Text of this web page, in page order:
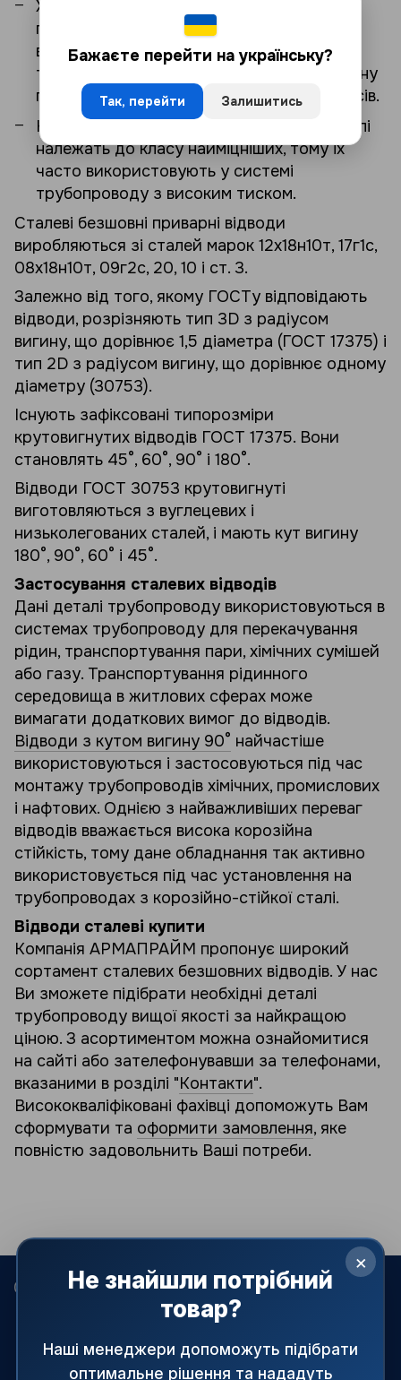
Холодногнуті. Виробляються аналогічно
попередньому варіанту, але при цьому
відсутнє нагрівання. Радіус повороту в
такому разі виходить великим, а кут вигину
перебуває в діапазоні від 2 і до 90 градусів.
Ковані. Виготовлені даним методом деталі
належать до класу найміцніших, тому їх
часто використовують у системі
трубопроводу з високим тиском.
Сталеві безшовні приварні відводи
виробляються зі сталей марок 12х18н10т, 17г1с,
08х18н10т, 09г2с, 20, 10 і ст. 3.
Залежно від того, якому ГОСТу відповідають
відводи, розрізняють тип 3D з радіусом
вигину, що дорівнює 1,5 діаметра (ГОСТ 17375) і
тип 2D з радіусом вигину, що дорівнює одному
діаметру (30753).
Існують зафіксовані типорозміри
крутовигнутих відводів ГОСТ 17375. Вони
становлять 45°, 60°, 90° і 180°.
Відводи ГОСТ 30753 крутовигнуті
виготовляються з вуглецевих і
низьколегованих сталей, і мають кут вигину
180°, 90°, 60° і 45°.
Застосування сталевих відводів
Дані деталі трубопроводу використовуються в
системах трубопроводу для перекачування
рідин, транспортування пари, хімічних сумішей
або газу. Транспортування рідинного
середовища в житлових сферах може
вимагати додаткових вимог до відводів.
Відводи з кутом вигину 90° найчастіше
використовуються і застосовуються під час
монтажу трубопроводів хімічних, промислових
і нафтових. Однією з найважливіших переваг
відводів вважається висока корозійна
стійкість, тому дане обладнання так активно
використовується під час установлення на
трубопроводах з корозійно-стійкої сталі.
Відводи сталеві купити
Компанія АРМАПРАЙМ пропонує широкий
сортамент сталевих безшовних відводів. У нас
Ви зможете підібрати необхідні деталі
трубопроводу вищої якості за найкращою
ціною. З асортиментом можна ознайомитися
на сайті або зателефонувавши за телефонами,
вказаними в розділі "Контакти".
Висококваліфіковані фахівці допоможуть Вам
сформувати та оформити замовлення, яке
повністю задовольнить Ваші потреби.
068 022-80-81 099 387-28-27
063 077-69-11
093 971-98-73
Контакти
Бажаєте перейти на українську?
Так, перейти Залишитись
×
Не знайшли потрібний
товар?
Наші менеджери допоможуть підібрати
оптимальне рішення та нададуть